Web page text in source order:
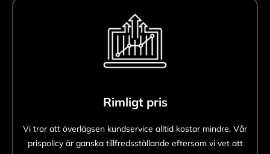
Rimligt pris
Vi tror att överlägsen kundservice alltid kostar mindre. Vår
prispolicy är ganska tillfredsställande eftersom vi vet att